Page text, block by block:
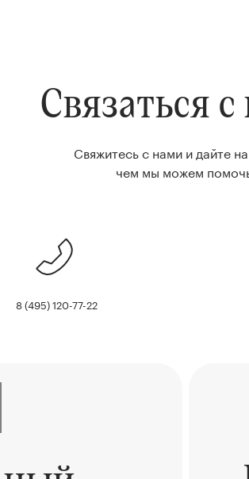
Связаться
Свяжитесь с нами и дайте
чем мы можем
8 (495) 120-77-22